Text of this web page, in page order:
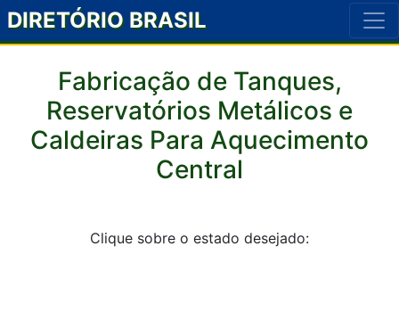
DIRETÓRIO BRASIL
Fabricação de Tanques,
Reservatórios Metálicos e
Caldeiras Para Aquecimento
Central
Clique sobre o estado desejado: